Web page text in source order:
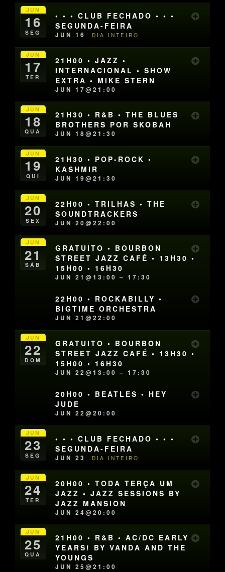
JUN
16
SEG
• • • CLUB FECHADO • • •
SEGUNDA-FEIRA
JUN 16 DIA INTEIRO
JUN
17
TER
21H00 • JAZZ •
INTERNACIONAL • SHOW
EXTRA • MIKE STERN
JUN 17@21:00
JUN
18
QUA
21H30 • R&B • THE BLUES
BROTHERS POR SKOBAH
JUN 18@21:30
JUN
19
QUI
21H30 • POP-ROCK •
KASHMIR
JUN 19@21:30
JUN
20
SEX
22H00 • TRILHAS • THE
SOUNDTRACKERS
JUN 20@22:00
JUN
21
SÁB
GRATUITO • BOURBON
STREET JAZZ CAFÉ • 13H30 •
15H00 • 16H30
JUN 21@13:00 – 17:30
22H00 • ROCKABILLY •
BIGTIME ORCHESTRA
JUN 21@22:00
JUN
22
DOM
GRATUITO • BOURBON
STREET JAZZ CAFÉ • 13H30 •
15H00 • 16H30
JUN 22@13:00 – 17:30
20H00 • BEATLES • HEY
JUDE
JUN 22@20:00
JUN
23
SEG
• • • CLUB FECHADO • • •
SEGUNDA-FEIRA
JUN 23 DIA INTEIRO
JUN
24
TER
20H00 • TODA TERÇA UM
JAZZ • JAZZ SESSIONS BY
JAZZ MANSION
JUN 24@20:00
JUN
25
QUA
21H00 • R&B • AC/DC EARLY
YEARS! BY VANDA AND THE
YOUNGS
JUN 25@21:00